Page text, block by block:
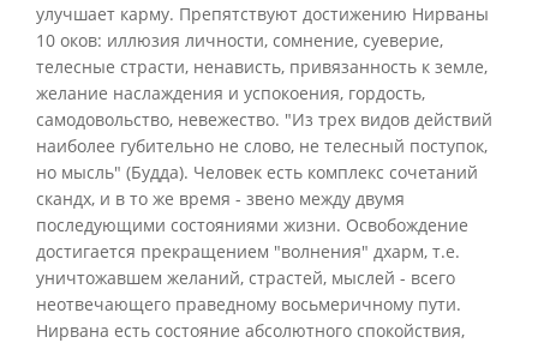
улучшает карму. Препятствуют достижению Нирваны
10 оков: иллюзия личности, сомнение, суеверие,
телесные страсти, ненависть, привязанность к земле,
желание наслаждения и успокоения, гордость,
самодовольство, невежество. "Из трех видов действий
наиболее губительно не слово, не телесный поступок,
но мысль" (Будда). Человек есть комплекс сочетаний
скандх, и в то же время - звено между двумя
последующими состояниями жизни. Освобождение
достигается прекращением "волнения" дхарм, т.е.
уничтожавшем желаний, страстей, мыслей - всего
неотвечающего праведному восьмеричному пути.
Нирвана есть состояние абсолютного спокойствия,